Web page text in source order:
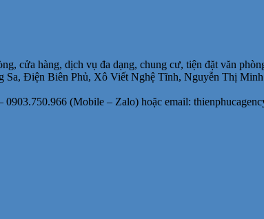
cửa hàng, dịch vụ đa dạng, chung cư, tiện đặt văn
Sa, Điện Biên Phủ, Xô Viết Nghệ Tĩnh, Nguyễn Thị
(Mobile – Zalo) hoặc email: